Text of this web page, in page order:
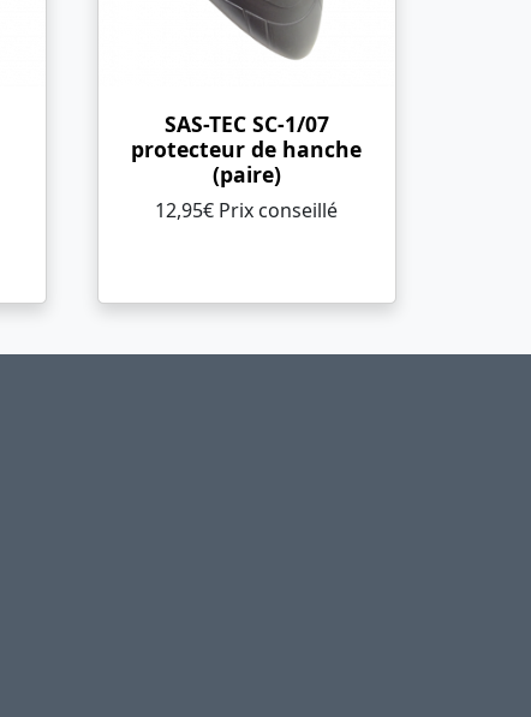
SAS-TEC SC-1/07
protecteur de hanche
(paire)
12,95€ Prix ​​conseillé